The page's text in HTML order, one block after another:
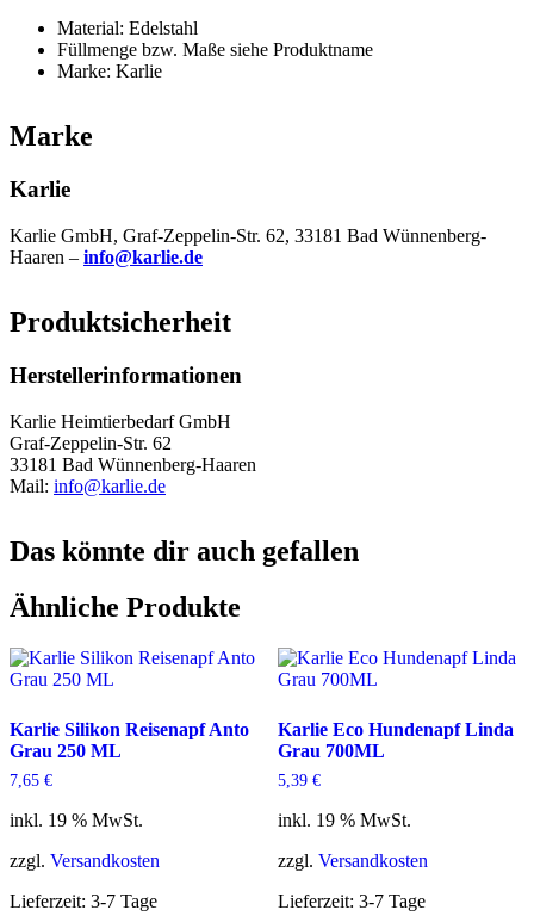
Material: Edelstahl
Füllmenge bzw. Maße siehe Produktname
Marke: Karlie
Marke
Karlie
Karlie GmbH, Graf-Zeppelin-Str. 62, 33181 Bad Wünnenberg-
Haaren – info@karlie.de
Produktsicherheit
Herstellerinformationen
Karlie Heimtierbedarf GmbH
Graf-Zeppelin-Str. 62
33181 Bad Wünnenberg-Haaren
Mail: info@karlie.de
Das könnte dir auch gefallen
Ähnliche Produkte
Karlie Silikon Reisenapf Anto
Grau 250 ML
7,65 €
inkl. 19 % MwSt.
zzgl. Versandkosten
Lieferzeit: 3-7 Tage
Karlie Eco Hundenapf Linda
Grau 700ML
5,39 €
inkl. 19 % MwSt.
zzgl. Versandkosten
Lieferzeit: 3-7 Tage